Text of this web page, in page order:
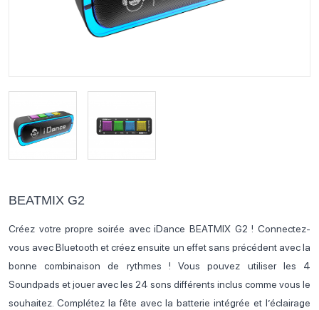
BEATMIX G2
Créez votre propre soirée avec iDance BEATMIX G2 ! Connectez-
vous avec Bluetooth et créez ensuite un effet sans précédent avec la
bonne combinaison de rythmes ! Vous pouvez utiliser les 4
Soundpads et jouer avec les 24 sons différents inclus comme vous le
souhaitez. Complétez la fête avec la batterie intégrée et l’éclairage